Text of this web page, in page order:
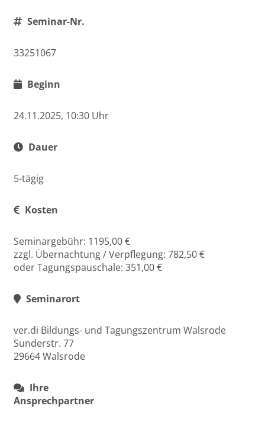
Seminar-Nr.
33251067
Beginn
24.11.2025, 10:30 Uhr
Dauer
5-tägig
Kosten
Seminargebühr: 1195,00 €
zzgl. Übernachtung / Verpflegung: 782,50 €
oder Tagungspauschale: 351,00 €
Seminarort
ver.di Bildungs- und Tagungszentrum Walsrode
Sunderstr. 77
29664 Walsrode
Ihre
Ansprechpartner